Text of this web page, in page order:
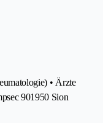
• Ärzte
901950 Sion